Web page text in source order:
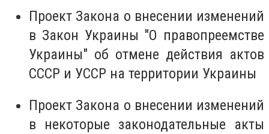
Проект Закона о внесении изменений
в Закон Украины "О правопреемстве
Украины" об отмене действия актов
СССР и УССР на территории Украины
Проект Закона о внесении изменений
в некоторые законодательные акты